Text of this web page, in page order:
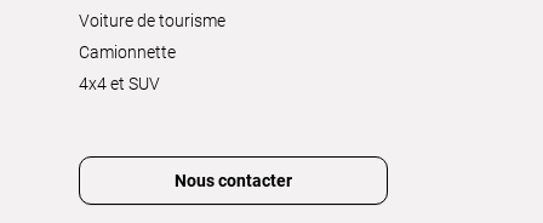
Voiture de tourisme
Camionnette
4x4 et SUV
Nous contacter